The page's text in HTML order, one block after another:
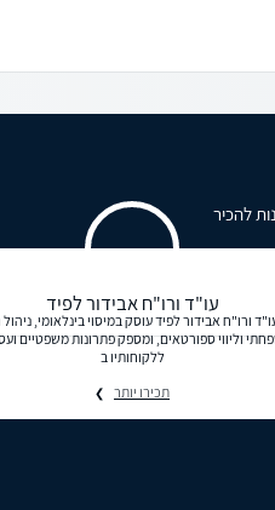
להכיר
עו"ד ורו"ח אבידור לפיד
ורו"ח אבידור לפיד עוסק במיסוי בינלאומי, ניהול
וליווי ספורטאים, ומספק פתרונות משפטיים
ללקוחותיו ב
תכירו יותר